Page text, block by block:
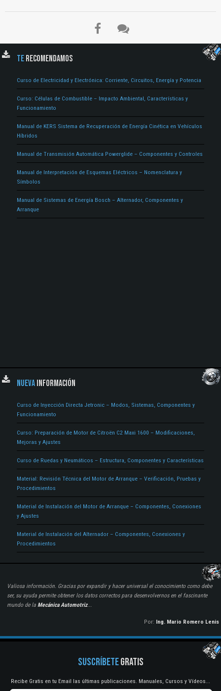
TERECOMENDAMOS
Curso de Electricidad y Electrónica: Corriente, Circuitos, Energía y Potencia
Curso: Células de Combustible – Impacto Ambiental, Características y
Funcionamiento
Manual de KERS Sistema de Recuperación de Energía Cinética en Vehículos
Híbridos
Manual de Transmisión Automática Powerglide – Componentes y Controles
Manual de Interpretación de Esquemas Eléctricos – Nomenclatura y
Símbolos
Manual de Sistemas de Energía Bosch – Alternador, Componentes y
Arranque
NUEVAINFORMACIÓN
Curso de Inyección Directa Jetronic – Modos, Sistemas, Componentes y
Funcionamiento
Curso: Preparación de Motor de Citroën C2 Maxi 1600 – Modificaciones,
Mejoras y Ajustes
Curso de Ruedas y Neumáticos – Estructura, Componentes y Características
Material: Revisión Técnica del Motor de Arranque – Verificación, Pruebas y
Procedimientos
Material de Instalación del Motor de Arranque – Componentes, Conexiones
y Ajustes
Material de Instalación del Alternador – Componentes, Conexiones y
Procedimientos
Valiosa información. Gracias por expandir y hacer universal el conocimiento como debe
ser, su ayuda permite obtener los datos correctos para desenvolvernos en el fascinante
mundo de la Mecánica Automotriz...
Por: Ing. Mario Romero Lenis
SUSCRÍBETEGRATIS
Recibe Gratis en tu Email las últimas publicaciones. Manuales, Cursos y Vídeos...
El Título es incorrecto según el contenido.
Texto o Imagen de portada son erróneos.
Reportar otro tipo de error...
ENVIAR